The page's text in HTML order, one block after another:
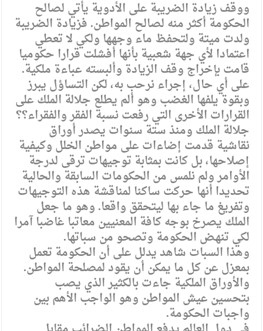
ووقف زيادة الضريبة على الأدوية يأتي لصالح
الحكومة أكثر منه لصالح المواطن. فزيادة الضريبة
ولدت ميتة ولتحفظ ماء وجهها ولكي لا تعطي
اعتمادا لأي جهة شعبية بأنها أفشلت قرارا حكوميا
قامت بإخراج وقف الزيادة وألبسته عباءة ملكية.
على أي حال، إجراء نرحب به، لكن التساؤل يبرز
وبقوة يلفها الغضب وهو ألم يطلع جلالة الملك على
القرارات الأخرى التي رفعت نسبة الفقر والفقراء؟؟
جلالة الملك ومنذ ستة سنوات يصدر أوراق
نقاشية قدمت إضاءات على مواطن الخلل وكيفية
إصلاحها، بل كانت بمثابة توجيهات ترقى لدرجة
الأوامر ولم نلمس من الحكومات السابقة والحالية
تحديدا أنها حركت ساكنا لمناقشة هذه التوجيهات
وتفريغ ما جاء بها ليتحقق واقعا. وهو ما جعل
الملك يصرخ بوجه كافة المعنيين معاتبا غاضبا آمرا
لكي تنهض الحكومة وتصحو من سباتها.
وهذا السبات شاهد يدلل على أن الحكومة تعمل
بمعزل عن كل ما يمكن أن يقود لمصلحة المواطن.
والأوراق الملكية جاءت بالكثير الذي يصب
بتحسين عيش المواطن وهو الواجب الأهم بين
واجبات الحكومة.